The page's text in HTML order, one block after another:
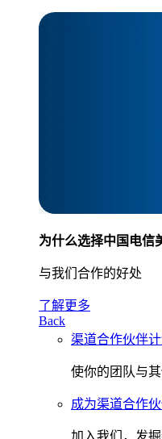
为什么选择中国电信
与我们合作的好处
了解更多
Back
渠道合作伙伴计
使你的团队与
成为渠道合作
加入我们，发